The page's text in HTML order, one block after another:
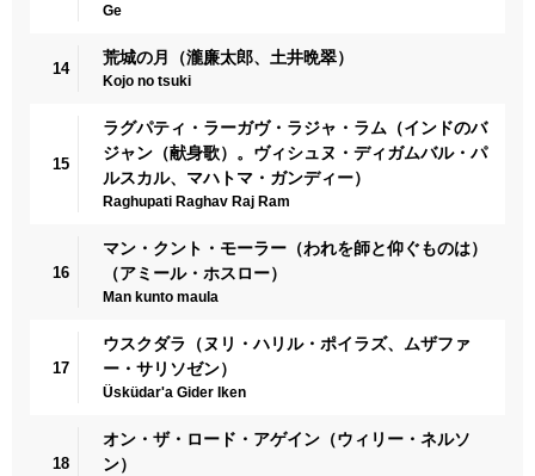
Ge
14
荒城の月（瀧廉太郎、土井晩翠）
Kojo no tsuki
15
ラグパティ・ラーガヴ・ラジャ・ラム（インドのバ
ジャン（献身歌）。ヴィシュヌ・ディガムバル・パ
ルスカル、マハトマ・ガンディー）
Raghupati Raghav Raj Ram
16
マン・クント・モーラー（われを師と仰ぐものは）
（アミール・ホスロー）
Man kunto maula
17
ウスクダラ（ヌリ・ハリル・ポイラズ、ムザファ
ー・サリソゼン）
Üsküdar'a Gider Iken
18
オン・ザ・ロード・アゲイン（ウィリー・ネルソ
ン）